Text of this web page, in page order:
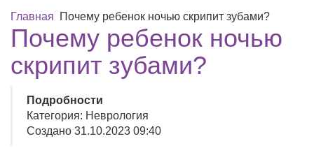
Главная Почему ребенок ночью скрипит зубами?
Почему ребенок ночью
скрипит зубами?
Подробности
Категория: Неврология
Создано 31.10.2023 09:40